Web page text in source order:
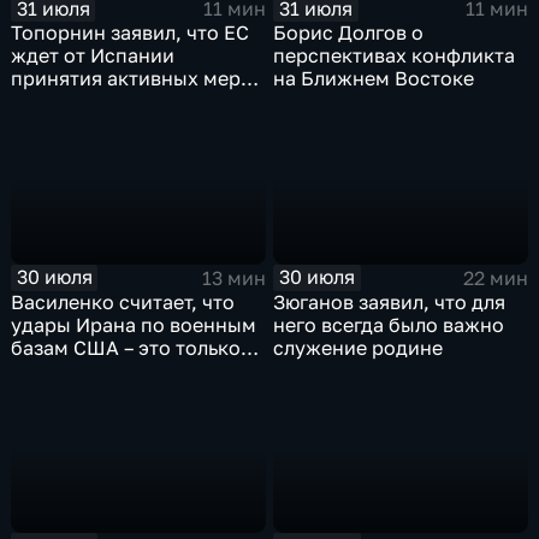
31 июля
11 мин
Топорнин заявил, что ЕС
ждет от Испании
принятия активных мер
31 июля
11 мин
Борис Долгов о
перспективах конфликта
на Ближнем Востоке
30 июля
13 мин
Василенко считает, что
удары Ирана по военным
базам США – это только
30 июля
22 мин
Зюганов заявил, что для
него всегда было важно
служение родине